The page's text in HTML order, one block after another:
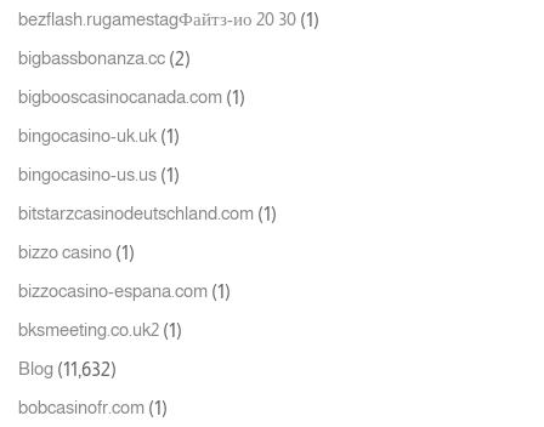
bezflash.rugamestagФайтз-ио 20 30 (1)
bigbassbonanza.cc (2)
bigbooscasinocanada.com (1)
bingocasino-uk.uk (1)
bingocasino-us.us (1)
bitstarzcasinodeutschland.com (1)
bizzo casino (1)
bizzocasino-espana.com (1)
bksmeeting.co.uk2 (1)
Blog (11,632)
bobcasinofr.com (1)